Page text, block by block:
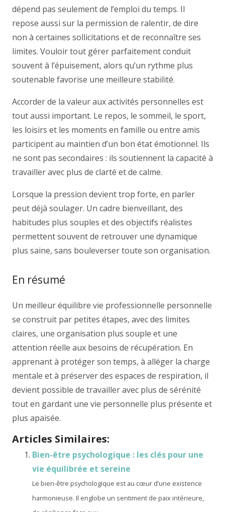
dépend pas seulement de l’emploi du temps. Il
repose aussi sur la permission de ralentir, de dire
non à certaines sollicitations et de reconnaître ses
limites. Vouloir tout gérer parfaitement conduit
souvent à l’épuisement, alors qu’un rythme plus
soutenable favorise une meilleure stabilité.
Accorder de la valeur aux activités personnelles est
tout aussi important. Le repos, le sommeil, le sport,
les loisirs et les moments en famille ou entre amis
participent au maintien d’un bon état émotionnel. Ils
ne sont pas secondaires : ils soutiennent la capacité à
travailler avec plus de clarté et de calme.
Lorsque la pression devient trop forte, en parler
peut déjà soulager. Un cadre bienveillant, des
habitudes plus souples et des objectifs réalistes
permettent souvent de retrouver une dynamique
plus saine, sans bouleverser toute son organisation.
En résumé
Un meilleur équilibre vie professionnelle personnelle
se construit par petites étapes, avec des limites
claires, une organisation plus souple et une
attention réelle aux besoins de récupération. En
apprenant à protéger son temps, à alléger la charge
mentale et à préserver des espaces de respiration, il
devient possible de travailler avec plus de sérénité
tout en gardant une vie personnelle plus présente et
plus apaisée.
Articles Similaires:
Bien-être psychologique : les clés pour une
vie équilibrée et sereine
Le bien-être psychologique est au cœur d’une existence
harmonieuse. Il englobe un sentiment de paix intérieure,